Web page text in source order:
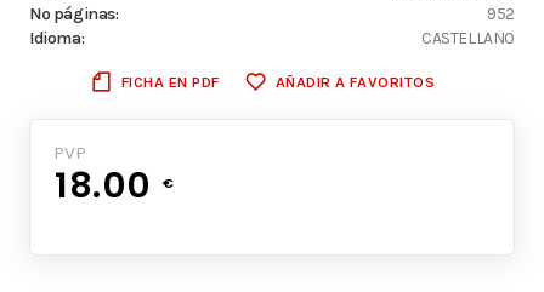
Nº páginas:
952
Idioma:
CASTELLANO
FICHA EN PDF AÑADIR A FAVORITOS
PVP
18.00 €